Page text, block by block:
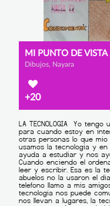
MI PUNTO DE VISTA
Dibujos, Nayara
+20